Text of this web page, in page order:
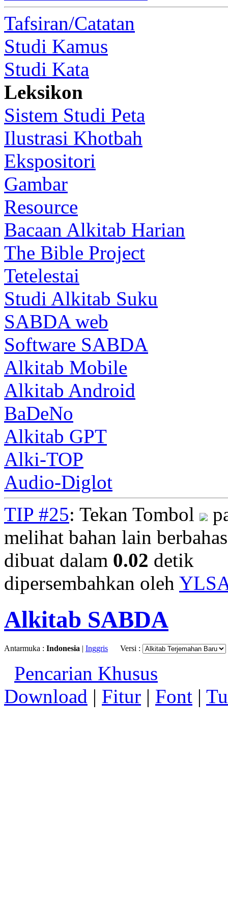
Tafsiran/Catatan
Studi Kamus
Studi Kata
Leksikon
Sistem Studi Peta
Ilustrasi Khotbah
Ekspositori
Gambar
Resource
Bacaan Alkitab Harian
The Bible Project
Tetelestai
Studi Alkitab Suku
SABDA web
Software SABDA
Alkitab Mobile
Alkitab Android
BaDeNo
Alkitab GPT
Alki-TOP
Audio-Diglot
TIP #25: Tekan Tombol
melihat bahan lain
dibuat dalam 0.02 detik
dipersembahkan oleh
Alkitab SABDA
Antarmuka : Indonesia | Inggris Versi :
Pencarian Khusus
Download | Fitur | Font |